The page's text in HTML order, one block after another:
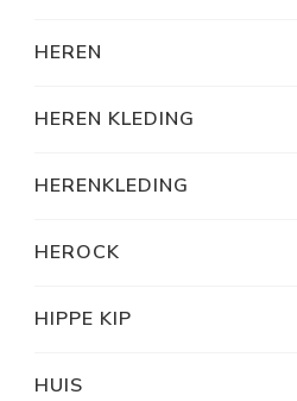
HEREN
HEREN KLEDING
HERENKLEDING
HEROCK
HIPPE KIP
HUIS